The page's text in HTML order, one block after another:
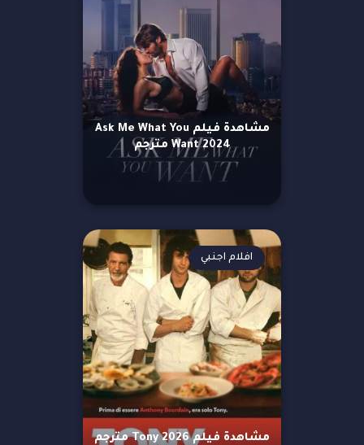
مشاهدة فيلم Ask Me What You
Want 2024 مترجم
مشاهدة فيلم Tony 2026 مترجم
افلام اجنبي